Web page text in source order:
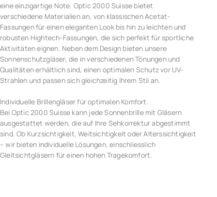
eine einzigartige Note. Optic 2000 Suisse bietet
verschiedene Materialien an, von klassischen Acetat-
Fassungen für einen eleganten Look bis hin zu leichten und
robusten Hightech-Fassungen, die sich perfekt für sportliche
Aktivitäten eignen. Neben dem Design bieten unsere
Sonnenschutzgläser, die in verschiedenen Tönungen und
Qualitäten erhältlich sind, einen optimalen Schutz vor UV-
Strahlen und passen sich gleichzeitig Ihrem Stil an.
Individuelle Brillengläser für optimalen Komfort.
Bei Optic 2000 Suisse kann jede Sonnenbrille mit Gläsern
ausgestattet werden, die auf Ihre Sehkorrektur abgestimmt
sind. Ob Kurzsichtigkeit, Weitsichtigkeit oder Alterssichtigkeit
– wir bieten individuelle Lösungen, einschliesslich
Gleitsichtgläsern für einen hohen Tragekomfort.